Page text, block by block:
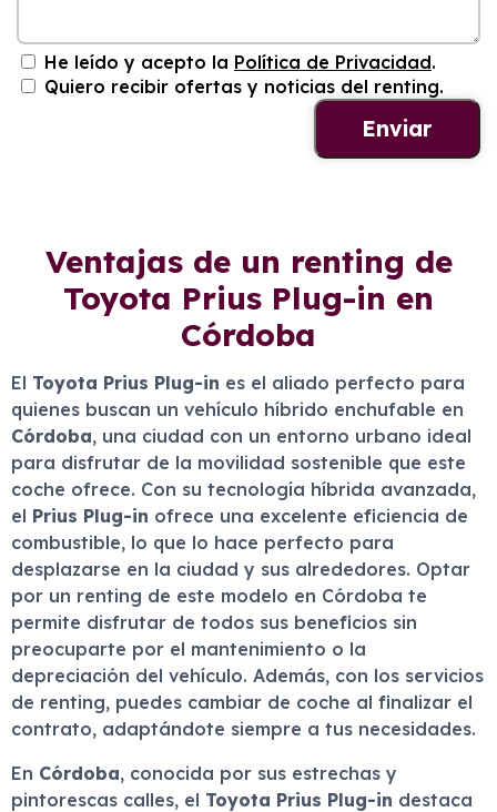
He leído y acepto la Política de Privacidad.
Quiero recibir ofertas y noticias del renting.
Ventajas de un renting de
Toyota Prius Plug-in en
Córdoba
El Toyota Prius Plug-in es el aliado perfecto para
quienes buscan un vehículo híbrido enchufable en
Córdoba, una ciudad con un entorno urbano ideal
para disfrutar de la movilidad sostenible que este
coche ofrece. Con su tecnología híbrida avanzada,
el Prius Plug-in ofrece una excelente eficiencia de
combustible, lo que lo hace perfecto para
desplazarse en la ciudad y sus alrededores. Optar
por un renting de este modelo en Córdoba te
permite disfrutar de todos sus beneficios sin
preocuparte por el mantenimiento o la
depreciación del vehículo. Además, con los servicios
de renting, puedes cambiar de coche al finalizar el
contrato, adaptándote siempre a tus necesidades.
En Córdoba, conocida por sus estrechas y
pintorescas calles, el Toyota Prius Plug-in destaca